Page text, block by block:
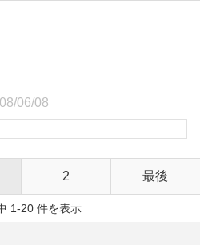
06/08
2 最後
1-20 件を表示